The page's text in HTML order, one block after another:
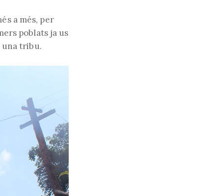
a més, per
poblats ja us
una tribu.